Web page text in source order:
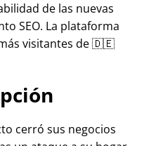
de las nuevas
SEO. La plataforma
visitantes de 🇩🇪
cerró sus negocios